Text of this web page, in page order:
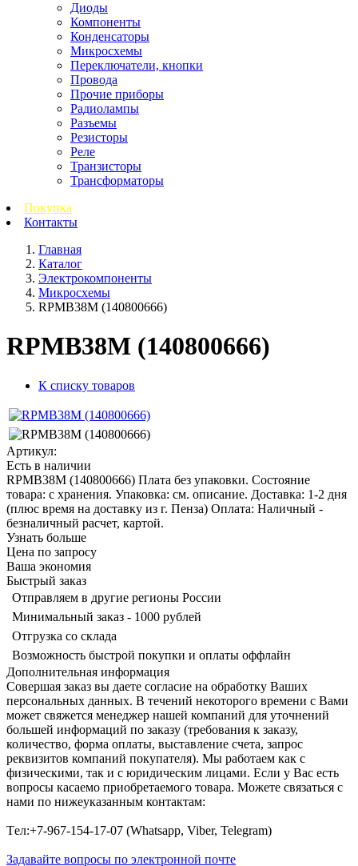
Диоды
Компоненты
Конденсаторы
Микросхемы
Переключатели, кнопки
Провода
Прочие приборы
Радиолампы
Разъемы
Резисторы
Реле
Транзисторы
Трансформаторы
Покупка
Контакты
Главная
Каталог
Электрокомпоненты
Микросхемы
RPMB38M (140800666)
RPMB38M (140800666)
К списку товаров
Артикул:
Есть в наличии
RPMB38M (140800666) Плата без упаковки. Состояние
товара: с хранения. Упаковка: см. описание. Доставка: 1-2 дня
(плюс время на доставку из г. Пенза) Оплата: Наличный -
безналичный расчет, картой.
Узнать больше
Цена по запросу
Ваша экономия
Быстрый заказ
Отправляем в другие регионы России
Минимальный заказ - 1000 рублей
Отгрузка со склада
Возможность быстрой покупки и оплаты оффлайн
Дополнительная информация
Совершая заказ вы даете согласие на обработку Ваших
персональных данных. В течений некоторого времени с Вами
может свяжется менеджер нашей компаний для уточнений
большей информаций по заказу (требования к заказу,
количество, форма оплаты, выставление счета, запрос
реквизитов компаний покупателя). Мы работаем как с
физическими, так и с юридическим лицами. Если у Вас есть
вопросы касаемо приобретаемого товара. Можете связаться с
нами по нижеуказанным контактам:
Tел:+7-967-154-17-07 (Whatsapp, Viber, Telegram)
Задавайте вопросы по электронной почте